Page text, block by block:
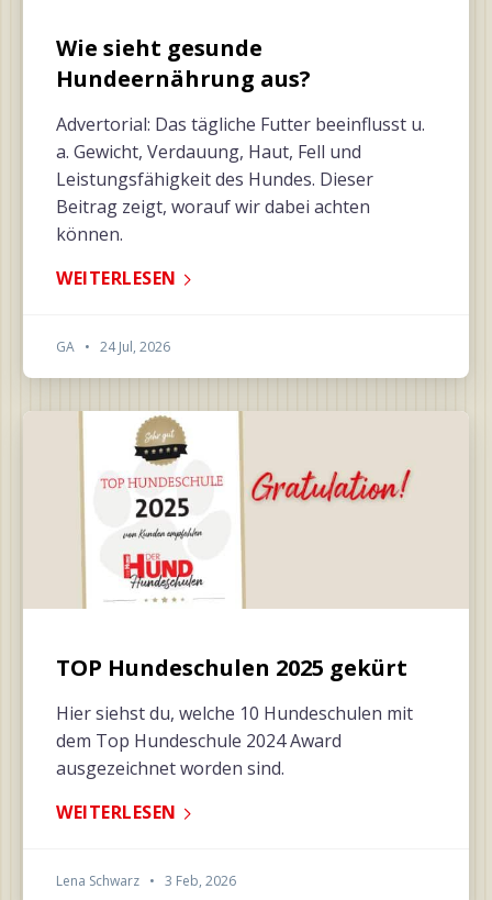
Wie sieht gesunde
Hundeernährung aus?
Advertorial: Das tägliche Futter beeinflusst u.
a. Gewicht, Verdauung, Haut, Fell und
Leistungsfähigkeit des Hundes. Dieser
Beitrag zeigt, worauf wir dabei achten
können.
WEITERLESEN
GA • 24 Jul, 2026
TOP Hundeschulen 2025 gekürt
Hier siehst du, welche 10 Hundeschulen mit
dem Top Hundeschule 2024 Award
ausgezeichnet worden sind.
WEITERLESEN
Lena Schwarz • 3 Feb, 2026